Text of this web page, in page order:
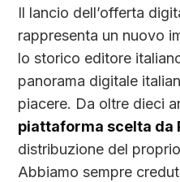
Il lancio dell’offerta
rappresenta un nuovo
lo storico editore
panorama digitale
piacere. Da oltre dieci
piattaforma scelta da
distribuzione del
Abbiamo sempre